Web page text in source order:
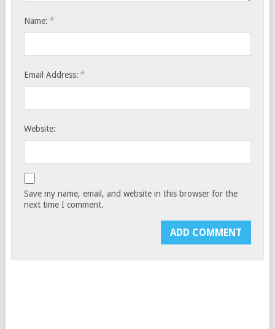
Name: *
Email Address: *
Website:
Save my name, email, and website in this browser for the
next time I comment.